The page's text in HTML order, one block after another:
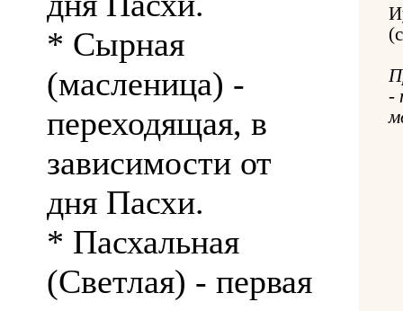
* Сырная
(масленица) -
переходящая, в
зависимости от
дня Пасхи.
* Пасхальная
(Светлая) - первая
-